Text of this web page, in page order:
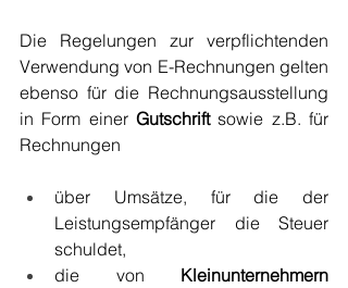
Die Regelungen zur verpflichtenden
Verwendung von E-Rechnungen gelten
ebenso für die Rechnungsausstellung
in Form einer Gutschrift sowie z.B. für
Rechnungen
über Umsätze, für die der
Leistungsempfänger die Steuer
schuldet,
die von Kleinunternehmern